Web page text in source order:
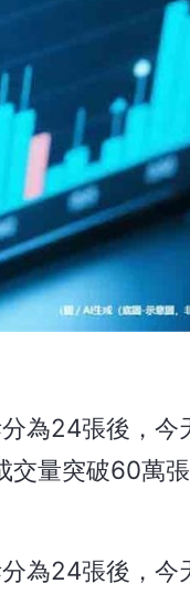
為24張後，今
交量突破60萬
為24張後，今